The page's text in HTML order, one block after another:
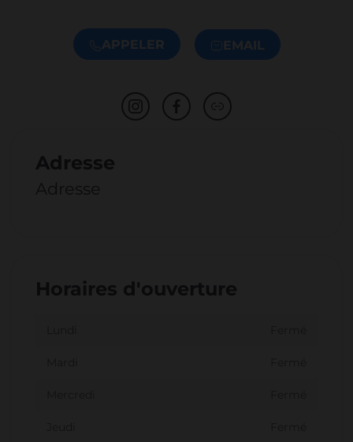
APPELER EMAIL
Adresse
Adresse
Horaires d'ouverture